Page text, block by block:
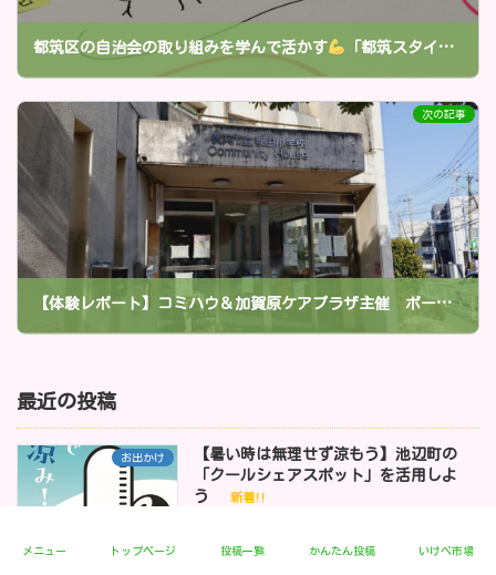
都筑区の自治会の取り組みを学んで活かす 「都筑スタイル cafe ミーティング」
次の記事
【体験レポート】コミハウ＆加賀原ケアプラザ主催 ボードゲームフェアに参加してきました♪
最近の投稿
お出かけ
【暑い時は無理せず涼もう】池辺町の
「クールシェアスポット」を活用しよ
う
新着!!
メニュー トップページ 投稿一覧 かんたん投稿 いけべ市場